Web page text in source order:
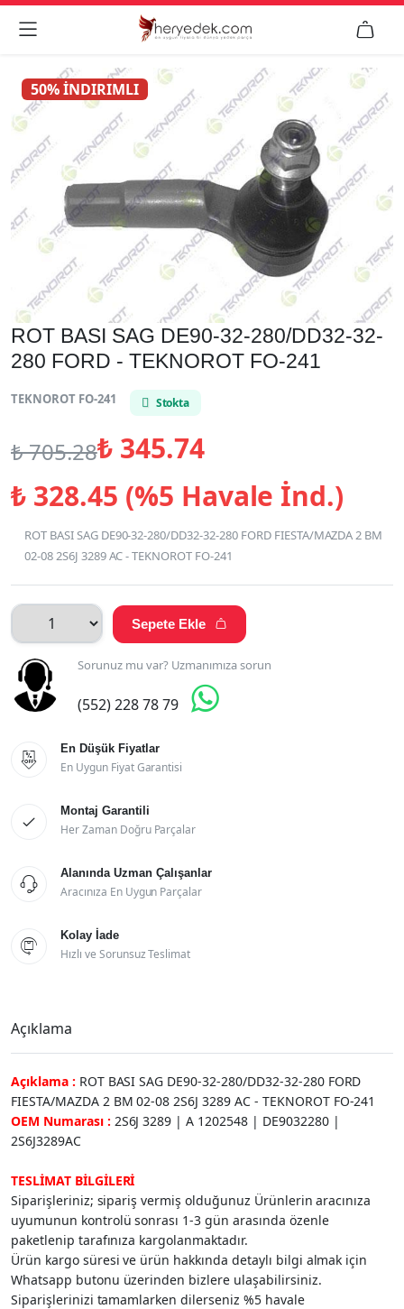
 
50% İNDIRIMLI
ROT BASI SAG DE90-32-280/DD32-32-
280 FORD - TEKNOROT FO-241
TEKNOROT FO-241 Stokta
₺705.28₺345.74
₺328.45 (%5 Havale İnd.)
ROT BASI SAG DE90-32-280/DD32-32-280 FORD FIESTA/MAZDA 2 BM
02-08 2S6J 3289 AC - TEKNOROT FO-241
Sepete Ekle 
Sorunuz mu var? Uzmanımıza sorun
(552) 228 78 79 

En Düşük Fiyatlar
En Uygun Fiyat Garantisi

Montaj Garantili
Her Zaman Doğru Parçalar

Alanında Uzman Çalışanlar
Aracınıza En Uygun Parçalar

Kolay İade
Hızlı ve Sorunsuz Teslimat
Açıklama
Açıklama : ROT BASI SAG DE90-32-280/DD32-32-280 FORD
FIESTA/MAZDA 2 BM 02-08 2S6J 3289 AC - TEKNOROT FO-241
OEM Numarası : 2S6J 3289 | A 1202548 | DE9032280 |
2S6J3289AC
TESLİMAT BİLGİLERİ
Siparişleriniz; sipariş vermiş olduğunuz Ürünlerin aracınıza
uyumunun kontrolü sonrası 1-3 gün arasında özenle
paketlenip tarafınıza kargolanmaktadır.
Ürün kargo süresi ve ürün hakkında detaylı bilgi almak için
Whatsapp butonu üzerinden bizlere ulaşabilirsiniz.
Siparişlerinizi tamamlarken dilerseniz %5 havale